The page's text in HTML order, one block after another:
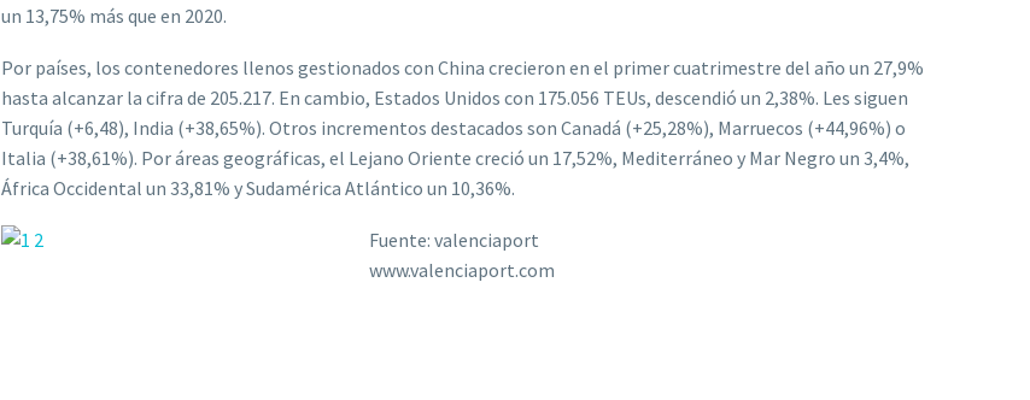
un 13,75% más que en 2020.
Por países, los contenedores llenos gestionados con China crecieron en el primer cuatrimestre del año un 27,9%
hasta alcanzar la cifra de 205.217. En cambio, Estados Unidos con 175.056 TEUs, descendió un 2,38%. Les siguen
Turquía (+6,48), India (+38,65%). Otros incrementos destacados son Canadá (+25,28%), Marruecos (+44,96%) o
Italia (+38,61%). Por áreas geográficas, el Lejano Oriente creció un 17,52%, Mediterráneo y Mar Negro un 3,4%,
África Occidental un 33,81% y Sudamérica Atlántico un 10,36%.
Fuente: valenciaport
www.valenciaport.com